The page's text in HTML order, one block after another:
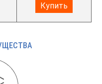
Купить